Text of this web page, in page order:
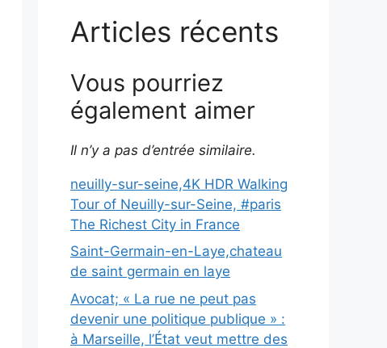
Articles récents
Vous pourriez
également aimer
Il n’y a pas d’entrée similaire.
neuilly-sur-seine,4K HDR Walking
Tour of Neuilly-sur-Seine, #paris
The Richest City in France
Saint-Germain-en-Laye,chateau
de saint germain en laye
Avocat; « La rue ne peut pas
devenir une politique publique » :
à Marseille, l’État veut mettre des